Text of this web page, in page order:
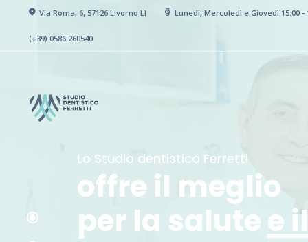
Via Roma, 6, 57126 Livorno LI Lunedi, Mercoledì e Giovedì 15:00 -
(+39) 0586 260540
studio dentistico
Prevenzione e cura delle malattie della bocca e dei
Home
Lo Studio
Professionali
Novità
Gallery
Contatti
e